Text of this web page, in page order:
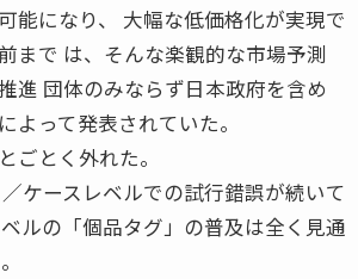
能になり、 大幅な低価格化が実現で
前まで は、そんな楽観的な市場予測
進 団体のみならず日本政府を含め
よって発表されていた。
ごとく外れた。
ケースレベルでの試行錯誤が続いて
ルの「個品タグ」の普及は全く見通